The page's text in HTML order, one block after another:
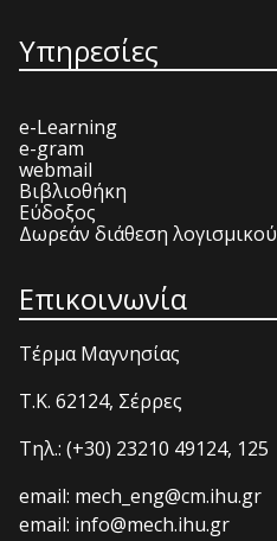
Υπηρεσίες
e-Learning
e-gram
webmail
Βιβλιοθήκη
Εύδοξος
Δωρεάν διάθεση λογισμικού
Επικοινωνία
Τέρμα Μαγνησίας
T.K. 62124, Σέρρες
Τηλ.: (+30) 23210 49124, 125
email: mech_eng@cm.ihu.gr
email: info@mech.ihu.gr